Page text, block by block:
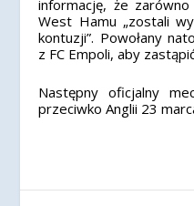
informację, że
West Hamu „zostali
kontuzji”. Powołany
z FC Empoli, aby
Następny oficjalny
przeciwko Anglii 23